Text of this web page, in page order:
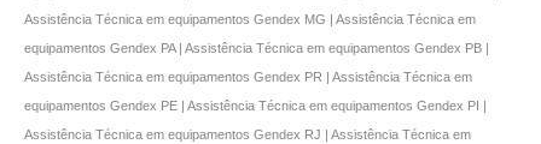
Assistência Técnica em equipamentos Gendex MG | Assistência Técnica em
equipamentos Gendex PA | Assistência Técnica em equipamentos Gendex PB |
Assistência Técnica em equipamentos Gendex PR | Assistência Técnica em
equipamentos Gendex PE | Assistência Técnica em equipamentos Gendex PI |
Assistência Técnica em equipamentos Gendex RJ | Assistência Técnica em